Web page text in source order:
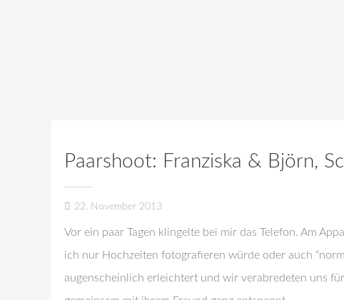
Paarshoot: Franziska & Björn,
22. November 2013
Vor ein paar Tagen klingelte bei mir das Telefon. Am
ich nur Hochzeiten fotografieren würde oder auch
augenscheinlich erleichtert und wir verabredeten uns